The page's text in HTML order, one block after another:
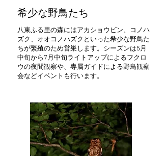
​希少な野鳥たち
八東ふる里の森にはアカショウビン、コノハ
ズク、オオコノハズクといった希少な野鳥た
ちが繁殖のため営巣します。シーズンは5月
中旬から7月中旬ライトアップによるフクロ
ウの夜間観察や、専属ガイドによる野鳥観察
会などイベントも行います。